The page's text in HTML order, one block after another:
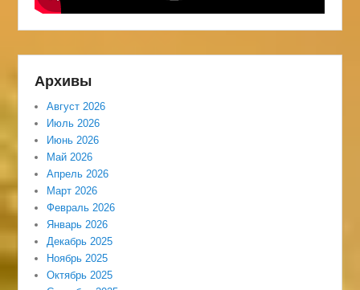
Архивы
Август 2026
Июль 2026
Июнь 2026
Май 2026
Апрель 2026
Март 2026
Февраль 2026
Январь 2026
Декабрь 2025
Ноябрь 2025
Октябрь 2025